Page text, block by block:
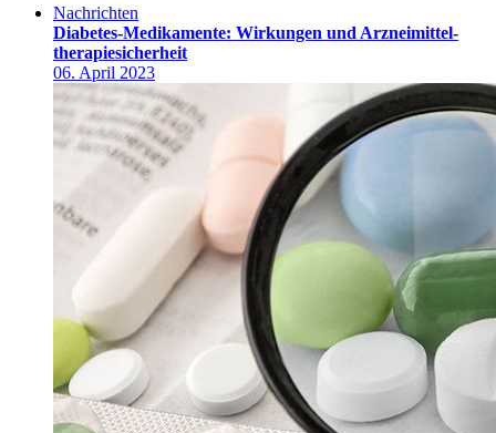
Nachrichten
Diabetes-Medikamente: Wirkungen und Arzneimittel­
therapiesicherheit
06. April 2023